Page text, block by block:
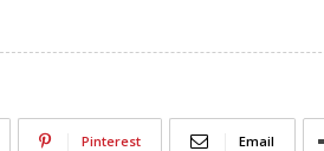
Pinterest Email